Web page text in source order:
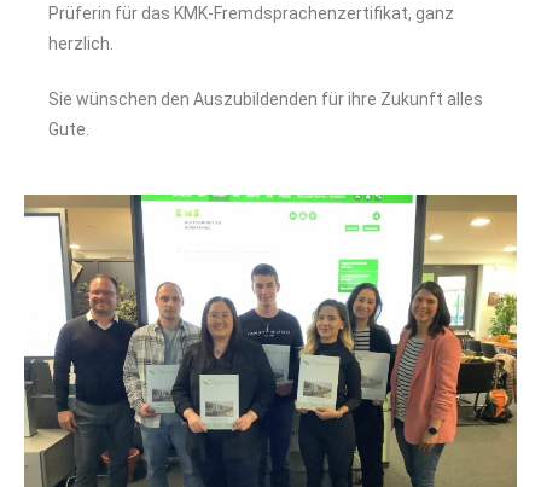
Prüferin für das KMK-Fremdsprachenzertifikat, ganz
herzlich.
Sie wünschen den Auszubildenden für ihre Zukunft alles
Gute.